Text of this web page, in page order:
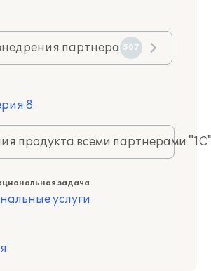
партнера 507
8
продукта всеми партнерами
задача
услуги